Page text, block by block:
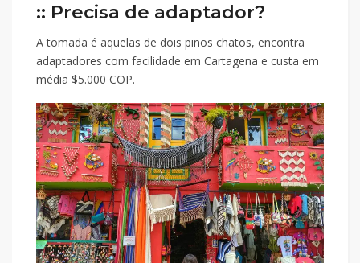
:: Precisa de adaptador?
A tomada é aquelas de dois pinos chatos, encontra
adaptadores com facilidade em Cartagena e custa em
média $5.000 COP.